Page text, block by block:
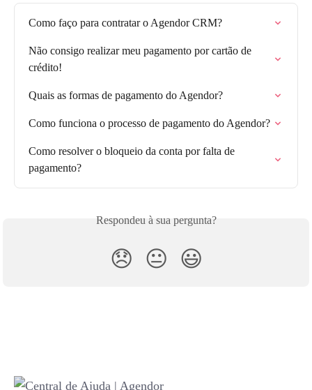
Como faço para contratar o Agendor CRM?
Não consigo realizar meu pagamento por cartão de
crédito!
Quais as formas de pagamento do Agendor?
Como funciona o processo de pagamento do Agendor?
Como resolver o bloqueio da conta por falta de
pagamento?
Respondeu à sua pergunta?
😞 😐 😃